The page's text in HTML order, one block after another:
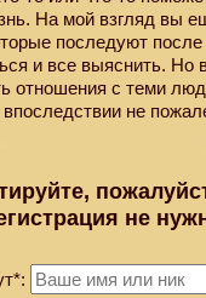
На мой взгляд вы
последуют
и все выяснить. Но
отношения с теми
не
не